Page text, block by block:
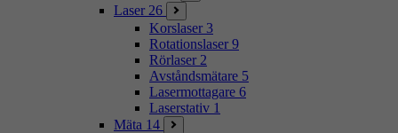
Laser 26
Korslaser 3
Rotationslaser 9
Rörlaser 2
Avståndsmätare 5
Lasermottagare 6
Laserstativ 1
Mäta 14